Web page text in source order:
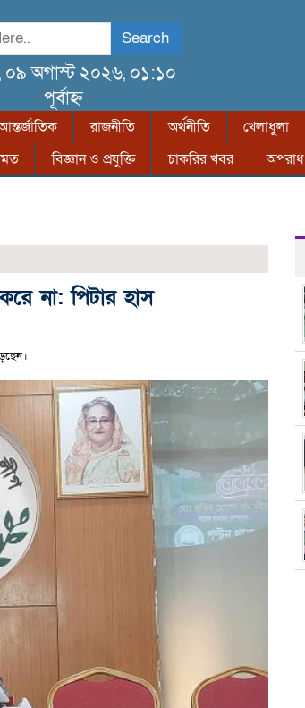
Search
০৯ অগাস্ট ২০২৬, ০১:১০
পূর্বাহ্ন
রাজনীতি অর্থনীতি খেলাধুলা
বিজ্ঞান ও প্রযুক্তি চাকরির খবর অপরাধ
না: পিটার হাস